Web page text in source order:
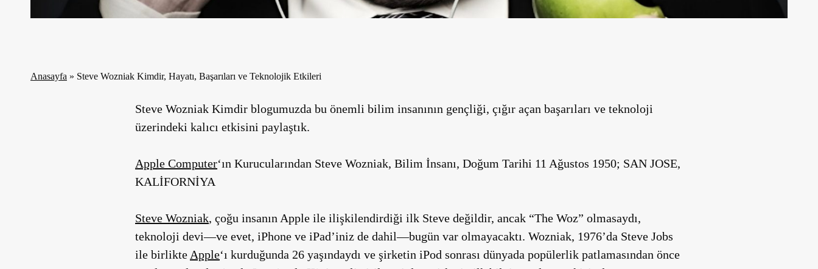
Anasayfa » Steve Wozniak Kimdir, Hayatı, Başarıları ve Teknolojik Etkileri
Steve Wozniak Kimdir blogumuzda bu önemli bilim insanının gençliği, çığır açan başarıları ve teknoloji
üzerindeki kalıcı etkisini paylaştık.
Apple Computer‘ın Kurucularından Steve Wozniak, Bilim İnsanı, Doğum Tarihi 11 Ağustos 1950; SAN JOSE,
KALİFORNİYA
Steve Wozniak, çoğu insanın Apple ile ilişkilendirdiği ilk Steve değildir, ancak “The Woz” olmasaydı,
teknoloji devi—ve evet, iPhone ve iPad’iniz de dahil—bugün var olmayacaktı. Wozniak, 1976’da Steve Jobs
ile birlikte Apple‘ı kurduğunda 26 yaşındaydı ve şirketin iPod sonrası dünyada popülerlik patlamasından önce